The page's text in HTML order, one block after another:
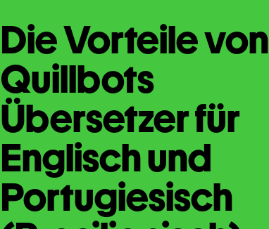
Die Vorteile von
Quillbots
Übersetzer für
Englisch und
Portugiesisch